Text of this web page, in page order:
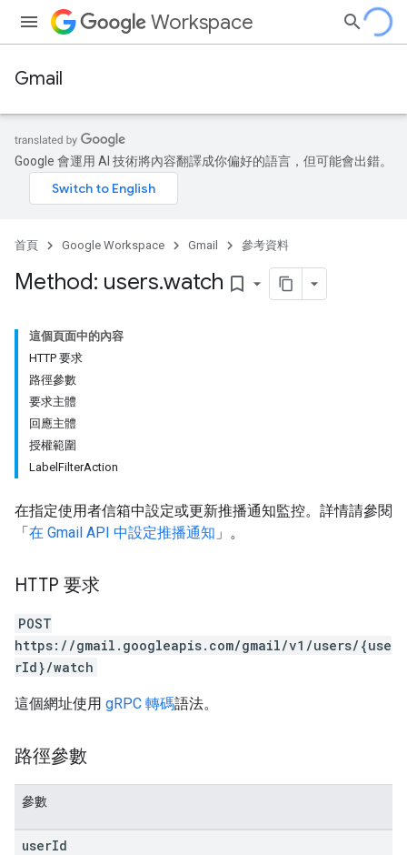
Workspace
Gmail
Google 會運用 AI 技術將內容翻譯成你偏好的語言，但可能會出錯。
首頁 Google Workspace Gmail 參考資料
Method: users.watch bookmark_border
這個頁面中的內容
HTTP 要求
路徑參數
要求主體
回應主體
授權範圍
LabelFilterAction
在指定使用者信箱中設定或更新推播通知監控。詳情請參閱
「在 Gmail API 中設定推播通知 」。
HTTP 要求
POST
https://gmail.googleapis.com/gmail/v1/users/{use
rId}/watch
這個網址使用 gRPC 轉碼語法。
路徑參數
參數
userId